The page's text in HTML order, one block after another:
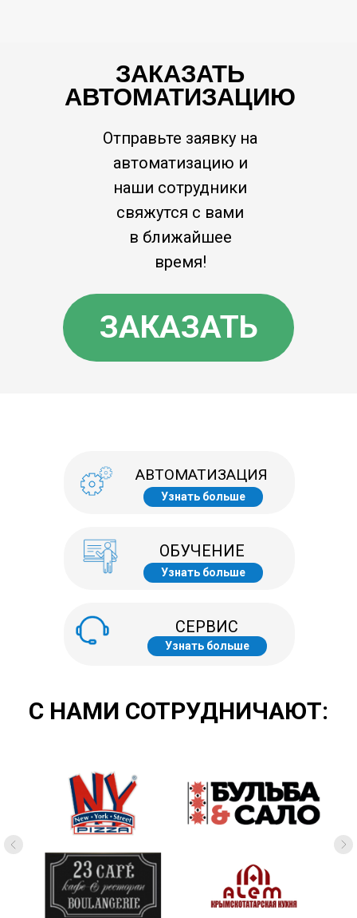
ЗАКАЗАТЬ
АВТОМАТИЗАЦИЮ
Отправьте заявку на
автоматизацию и
наши сотрудники
свяжутся с вами
в ближайшее
время!
ЗАКАЗАТЬ
АВТОМАТИЗАЦИЯ
Узнать больше
ОБУЧЕНИЕ
Узнать больше
СЕРВИС
Узнать больше
С НАМИ СОТРУДНИЧАЮТ: